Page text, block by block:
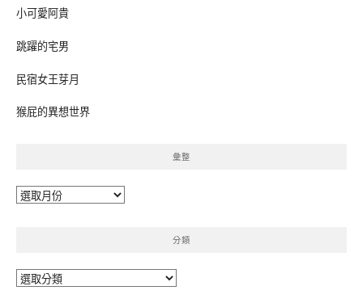
小可愛阿貴
跳躍的宅男
民宿女王芽月
猴屁的異想世界
彙整
彙
分類
分